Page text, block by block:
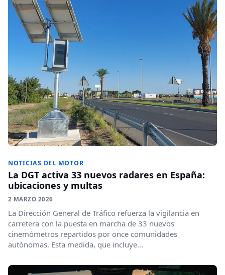
NOTICIAS DEL MOTOR
La DGT activa 33 nuevos radares en España:
ubicaciones y multas
2 MARZO 2026
La Dirección General de Tráfico refuerza la vigilancia en
carretera con la puesta en marcha de 33 nuevos
cinemómetros repartidos por once comunidades
autónomas. Esta medida, que incluye...